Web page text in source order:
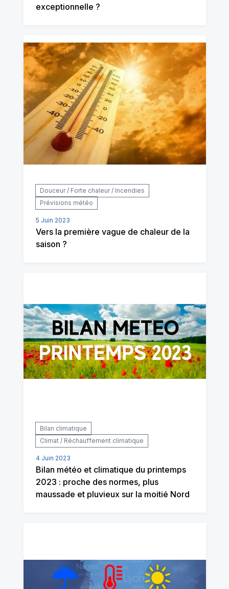
exceptionnelle ?
Douceur / Forte chaleur / Incendies
Prévisions météo
5 Juin 2023
Vers la première vague de chaleur de la
saison ?
Bilan climatique
Climat / Réchauffement climatique
4 Juin 2023
Bilan météo et climatique du printemps
2023 : proche des normes, plus
maussade et pluvieux sur la moitié Nord